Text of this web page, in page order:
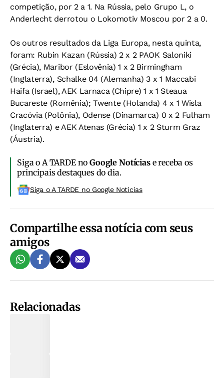
competição, por 2 a 1. Na Rússia, pelo Grupo L, o
Anderlecht derrotou o Lokomotiv Moscou por 2 a 0.
Os outros resultados da Liga Europa, nesta quinta,
foram: Rubin Kazan (Rússia) 2 x 2 PAOK Saloniki
(Grécia), Maribor (Eslovênia) 1 x 2 Birmingham
(Inglaterra), Schalke 04 (Alemanha) 3 x 1 Maccabi
Haifa (Israel), AEK Larnaca (Chipre) 1 x 1 Steaua
Bucareste (Romênia); Twente (Holanda) 4 x 1 Wisla
Cracóvia (Polônia), Odense (Dinamarca) 0 x 2 Fulham
(Inglaterra) e AEK Atenas (Grécia) 1 x 2 Sturm Graz
(Áustria).
Siga o A TARDE noGoogle Notíciase receba os
principais destaques do dia.
Siga o A TARDE no Google Noticias
Compartilhe essa notícia com seus
amigos
Relacionadas